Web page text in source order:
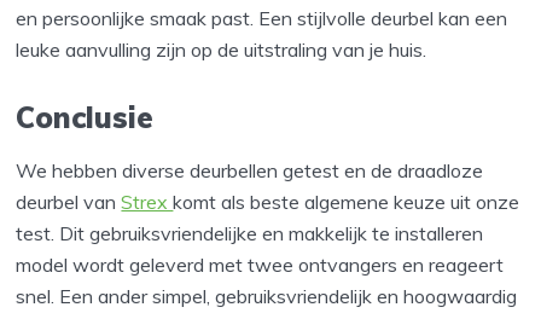
en persoonlijke smaak past. Een stijlvolle deurbel kan een
leuke aanvulling zijn op de uitstraling van je huis.
Conclusie
We hebben diverse deurbellen getest en de draadloze
deurbel vanStrexkomt als beste algemene keuze uit onze
test. Dit gebruiksvriendelijke en makkelijk te installeren
model wordt geleverd met twee ontvangers en reageert
snel. Een ander simpel, gebruiksvriendelijk en hoogwaardig